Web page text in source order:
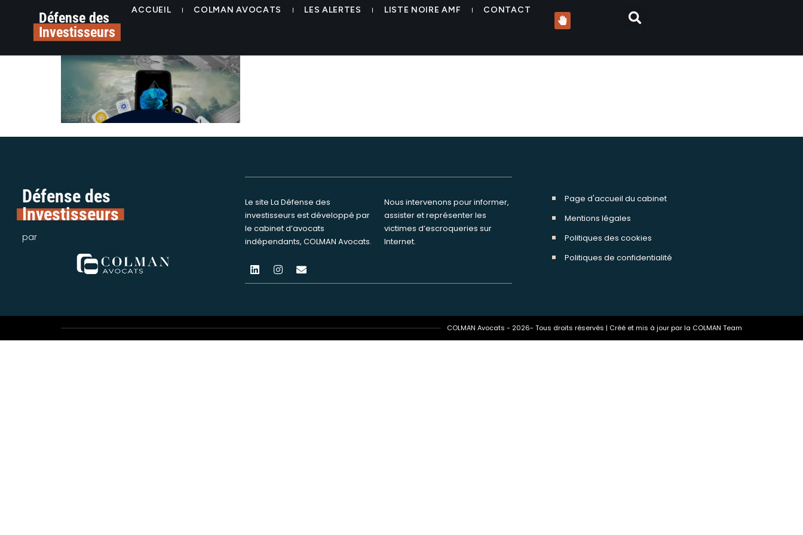
Défense des
Investisseurs
ACCUEIL COLMAN AVOCATS LES ALERTES LISTE NOIRE AMF CONTACT
Superether Alerte plateforme
Défense des
Investisseurs
par
Le site La Défense des
investisseurs est développé par
le cabinet d’avocats
indépendants, COLMAN Avocats.
Nous intervenons pour informer,
assister et représenter les
victimes d’escroqueries sur
Internet.
Page d'accueil du cabinet
Mentions légales
Politiques des cookies
Politiques de confidentialité
COLMAN Avocats - 2026- Tous droits réservés | Créé et mis à jour par la COLMAN Team